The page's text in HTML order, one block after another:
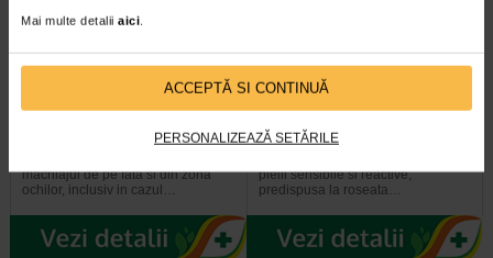
Mai multe detalii aici.
ACCEPTĂ SI CONTINUĂ
PERSONALIZEAZĂ SETĂRILE
DIFESA Demachiant crema,
200 ml, RILASTIL
machiajul de pe fata si din zona
ochilor, inclusiv in cazul…
DIFESA Crema anti-roseata, 40
ml, RILASTIL
pielii sensibile si reactive,
predispusa la roseata…